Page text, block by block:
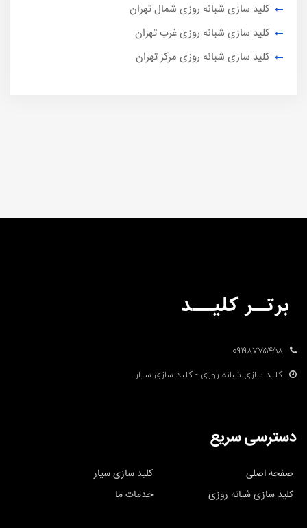
کلید سازی شبانه روزی شمال تهران
کلید سازی شبانه روزی غرب تهران
کلید سازی شبانه روزی مرکز تهران
09198775458
کلید سازی شبانه روزی - کلید سازی سیار
دسترسی سریع
صفحه اصلی
کلید سازی سیار
کلید سازی شبانه روزی
خدمات ما